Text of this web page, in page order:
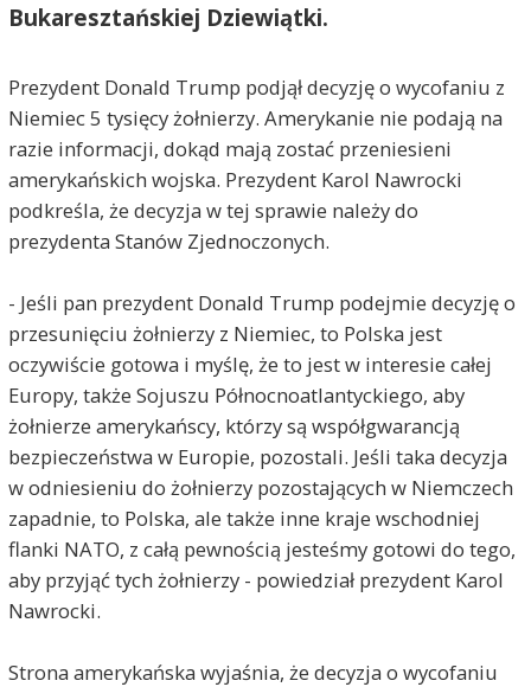
Bukaresztańskiej Dziewiątki.
Prezydent Donald Trump podjął decyzję o wycofaniu z
Niemiec 5 tysięcy żołnierzy. Amerykanie nie podają na
razie informacji, dokąd mają zostać przeniesieni
amerykańskich wojska. Prezydent Karol Nawrocki
podkreśla, że decyzja w tej sprawie należy do
prezydenta Stanów Zjednoczonych.
- Jeśli pan prezydent Donald Trump podejmie decyzję o
przesunięciu żołnierzy z Niemiec, to Polska jest
oczywiście gotowa i myślę, że to jest w interesie całej
Europy, także Sojuszu Północnoatlantyckiego, aby
żołnierze amerykańscy, którzy są współgwarancją
bezpieczeństwa w Europie, pozostali. Jeśli taka decyzja
w odniesieniu do żołnierzy pozostających w Niemczech
zapadnie, to Polska, ale także inne kraje wschodniej
flanki NATO, z całą pewnością jesteśmy gotowi do tego,
aby przyjąć tych żołnierzy - powiedział prezydent Karol
Nawrocki.
Strona amerykańska wyjaśnia, że decyzja o wycofaniu
marek 2026-05-13, godz. 19:02
Nie można, bo obrazimy Niemców,obrazimy
naszego premiera,obrazimy rząd polski. Obrazimy
tych,którzy uważają braci zza Odry jako wiernych
kanclerz Merz znowu strzeli focha.